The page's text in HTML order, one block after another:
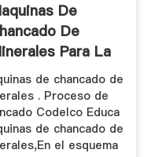
De
De
Para La
de chancado de
. Proceso de
Codelco Educa
de chancado de
el esquema